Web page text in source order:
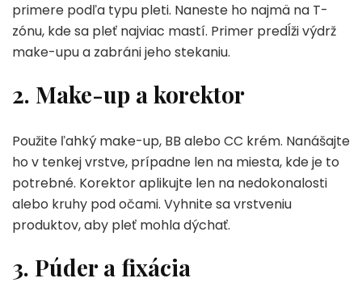
primere podľa typu pleti. Naneste ho najmä na T-
zónu, kde sa pleť najviac mastí. Primer predĺži výdrž
make-upu a zabráni jeho stekaniu.
2. Make-up a korektor
Použite ľahký make-up, BB alebo CC krém. Nanášajte
ho v tenkej vrstve, prípadne len na miesta, kde je to
potrebné. Korektor aplikujte len na nedokonalosti
alebo kruhy pod očami. Vyhnite sa vrstveniu
produktov, aby pleť mohla dýchať.
3. Púder a fixácia